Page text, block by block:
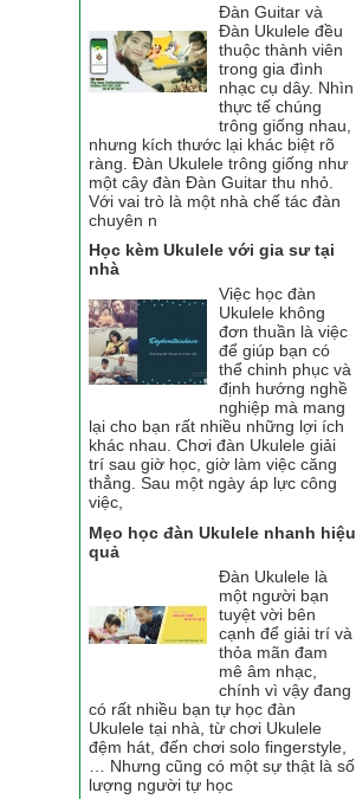
Đàn Guitar và
Đàn Ukulele đều
thuộc thành viên
trong gia đình
nhạc cụ dây. Nhìn
thực tế chúng
trông giống nhau,
nhưng kích thước lại khác biệt rõ
ràng. Đàn Ukulele trông giống như
một cây đàn Đàn Guitar thu nhỏ.
Với vai trò là một nhà chế tác đàn
chuyên n
Học kèm Ukulele với gia sư tại
nhà
Việc học đàn
Ukulele không
đơn thuần là việc
để giúp bạn có
thể chinh phục và
định hướng nghề
nghiệp mà mang
lại cho bạn rất nhiều những lợi ích
khác nhau. Chơi đàn Ukulele giải
trí sau giờ học, giờ làm việc căng
thẳng. Sau một ngày áp lực công
việc,
Mẹo học đàn Ukulele nhanh hiệu
quả
Đàn Ukulele là
một người bạn
tuyệt vời bên
cạnh để giải trí và
thỏa mãn đam
mê âm nhạc,
chính vì vậy đang
có rất nhiều bạn tự học đàn
Ukulele tại nhà, từ chơi Ukulele
đệm hát, đến chơi solo fingerstyle,
… Nhưng cũng có một sự thật là số
lượng người tự học